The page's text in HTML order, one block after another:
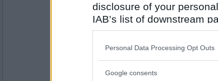
disclosure of your
IAB’s list of downstream
also be disclosed by us
Downstream Participants
Please note that this
Personal Data Processing Opt Outs
Google consents
Antal inlägg:
SmålandsMira